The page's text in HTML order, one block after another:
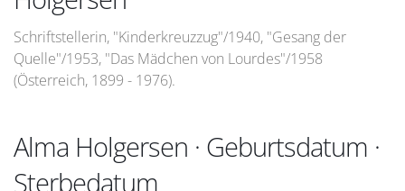
Schriftstellerin, "Kinderkreuzzug"/1940, "Gesang der
Quelle"/1953, "Das Mädchen von Lourdes"/1958
(Österreich, 1899 - 1976).
Alma Holgersen · Geburtsdatum ·
Sterbedatum